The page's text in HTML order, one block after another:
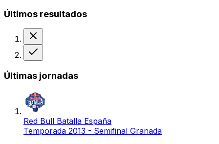
Últimos resultados
Últimas jornadas
Red Bull Batalla España
Temporada 2013 - Semifinal Granada